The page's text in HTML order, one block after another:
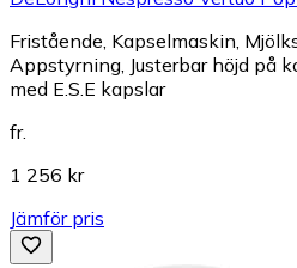
Fristående, Kapselmaskin,
Appstyrning, Justerbar höjd på
med E.S.E kapslar
fr.
1 256 kr
Jämför pris